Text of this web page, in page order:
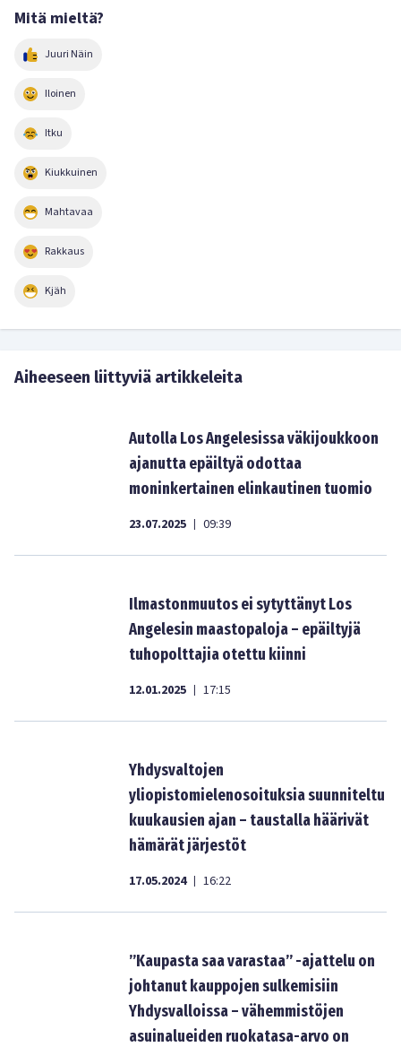
Mitä mieltä?
Juuri Näin
Iloinen
Itku
Kiukkuinen
Mahtavaa
Rakkaus
Kjäh
Aiheeseen liittyviä artikkeleita
Autolla Los Angelesissa väkijoukkoon
ajanutta epäiltyä odottaa
moninkertainen elinkautinen tuomio
23.07.2025 | 09:39
Ilmastonmuutos ei sytyttänyt Los
Angelesin maastopaloja – epäiltyjä
tuhopolttajia otettu kiinni
12.01.2025 | 17:15
Yhdysvaltojen
yliopistomielenosoituksia suunniteltu
kuukausien ajan – taustalla häärivät
hämärät järjestöt
17.05.2024 | 16:22
”Kaupasta saa varastaa” -ajattelu on
johtanut kauppojen sulkemisiin
Yhdysvalloissa – vähemmistöjen
asuinalueiden ruokatasa-arvo on